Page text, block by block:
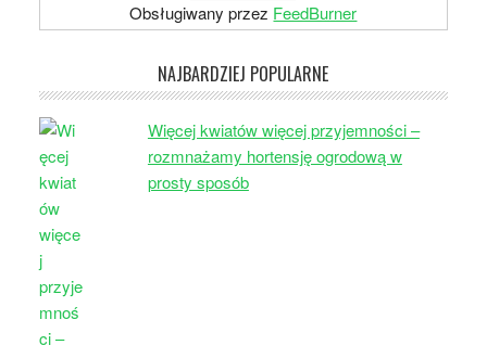
Obsługiwany przez FeedBurner
NAJBARDZIEJ POPULARNE
Więcej kwiatów więcej przyjemności –
rozmnażamy hortensję ogrodową w
prosty sposób